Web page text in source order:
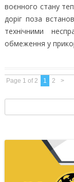
воєнного стану
доріг поза
технічними
обмеження у
Page 1 of 2 1 2 >